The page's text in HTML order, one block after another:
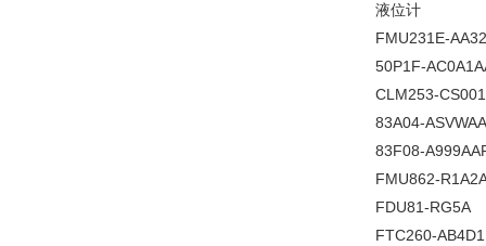
液位计
FMU231E-AA32
50P1F-
CLM253-
83A04-
83F08-
FMU862-
FDU81-RG5A
FTC260-AB4D1